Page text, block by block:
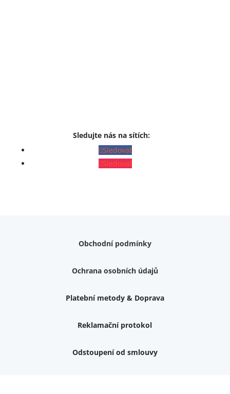
Sledujte nás na sítích:
Sledovat
Sledovat
Obchodní podmínky
Ochrana osobních údajů
Platební metody & Doprava
Reklamační protokol
Odstoupení od smlouvy